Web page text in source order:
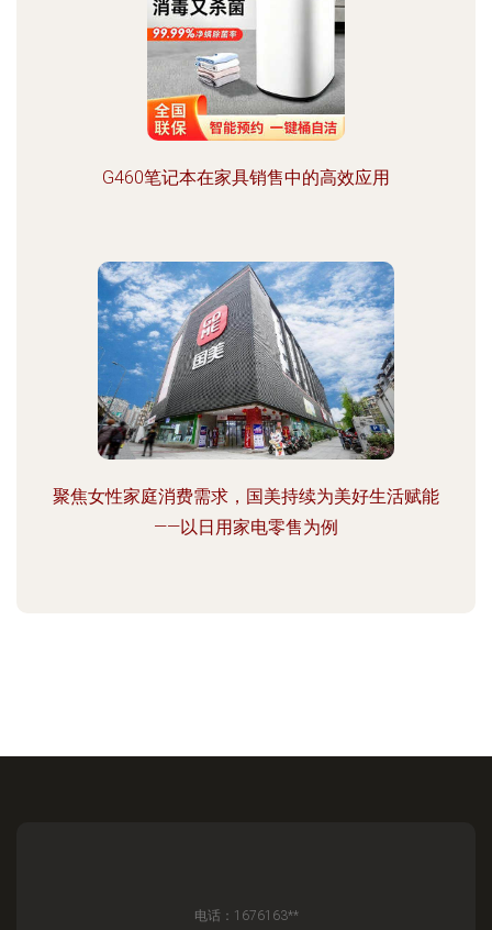
G460笔记本在家具销售中的高效应用
聚焦女性家庭消费需求，国美持续为美好生活赋能
——以日用家电零售为例
电话：1676163**